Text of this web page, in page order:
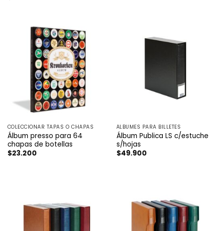
COLECCIONAR TAPAS O CHAPAS
Álbum presso para 64
chapas de botellas
$23.200
ÁLBUMES PARA BILLETES
Álbum Publica LS c/estuche
s/hojas
$49.900